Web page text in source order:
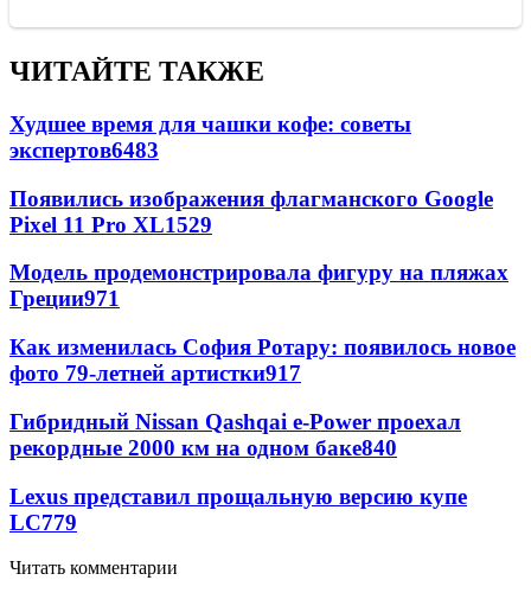
ЧИТАЙТЕ ТАКЖЕ
Худшее время для чашки кофе: советы
экспертов6483
Появились изображения флагманского Google
Pixel 11 Pro XL1529
Модель продемонстрировала фигуру на пляжах
Греции971
Как изменилась София Ротару: появилось новое
фото 79-летней артистки917
Гибридный Nissan Qashqai e-Power проехал
рекордные 2000 км на одном баке840
Lexus представил прощальную версию купе
LC779
Читать комментарии